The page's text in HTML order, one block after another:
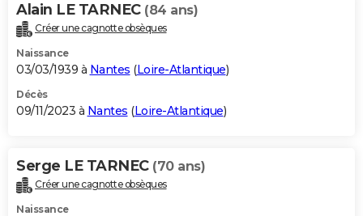
Alain LE TARNEC (84 ans)
Créer une cagnotte obsèques
Naissance
03/03/1939 à Nantes (Loire-Atlantique)
Décès
09/11/2023 à Nantes (Loire-Atlantique)
Serge LE TARNEC (70 ans)
Créer une cagnotte obsèques
Naissance